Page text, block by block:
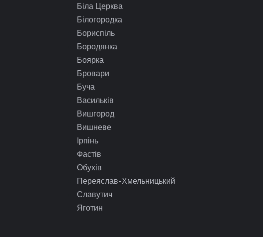
Біла Церква
Білогородка
Бориспіль
Бородянка
Боярка
Бровари
Буча
Васильків
Вишгород
Вишневе
Ірпінь
Фастів
Обухів
Переяслав-Хмельницький
Славутич
Яготин